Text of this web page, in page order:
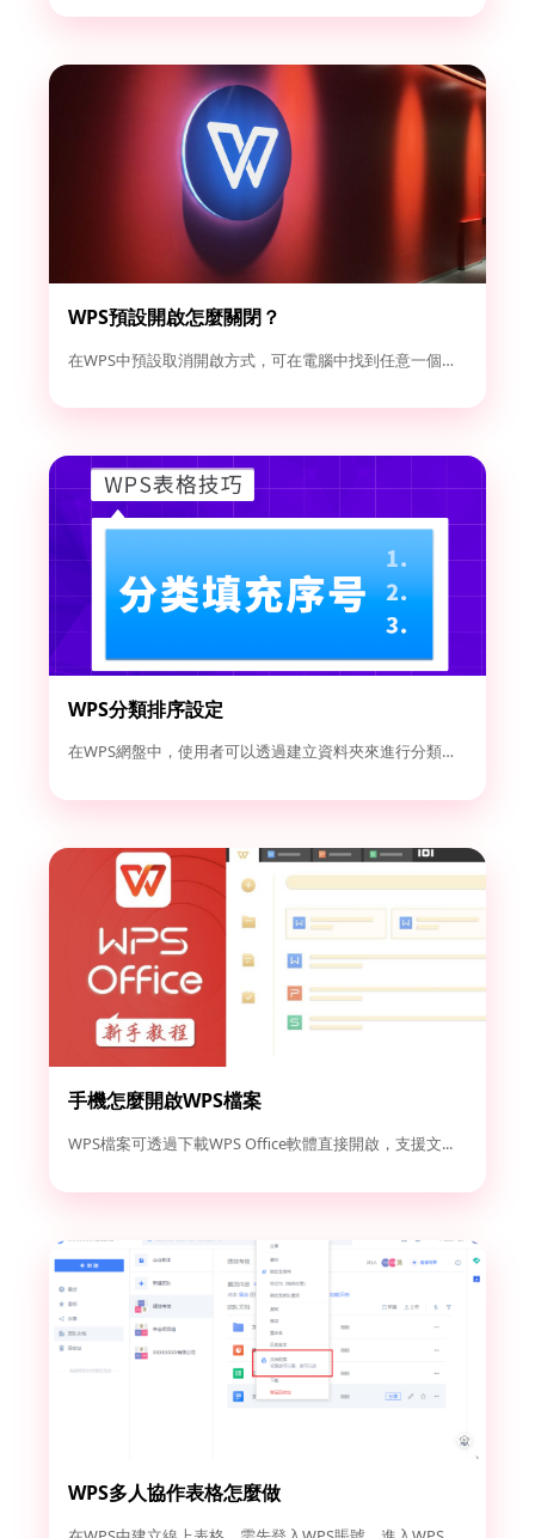
WPS預設開啟怎麼關閉？
在WPS中預設取消開啟方式，可在電腦中找到任意一個Word或...
WPS分類排序設定
在WPS網盤中，使用者可以透過建立資料夾來進行分類管理。點選...
手機怎麼開啟WPS檔案
WPS檔案可透過下載WPS Office軟體直接開啟，支援文...
WPS多人協作表格怎麼做